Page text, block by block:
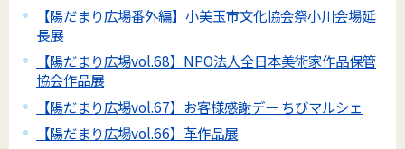
【陽だまり広場番外編】小美玉市文化協会祭小川会場延
長展
【陽だまり広場vol.68】NPO法人全日本美術家作品保管
協会作品展
【陽だまり広場vol.67】お客様感謝デー ちびマルシェ
【陽だまり広場vol.66】革作品展